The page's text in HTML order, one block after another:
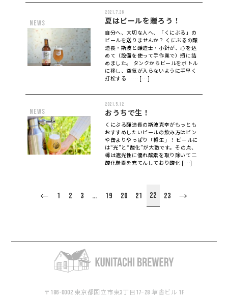
news
2021.7.26
夏はビールを贈ろう！
自分へ、大切な人へ、「くにぶる」の
ビールを送りませんか？ くにぶるの醸
造長・斯波と醸造士・小針が、心を込
めて（設備を使って手作業で）瓶に詰
めました。 タンクからビールをボトル
に移し、空気が入らないように手早く
打栓する…… […]
news
2021.5.12
おうちで生！
くにぶる醸造長の斯波克幸がもっとも
おすすめしたいビールの飲み方はビン
や缶よりやっぱり「樽生」！ ビールに
は“光”と“酸化”が大敵です。その点、
樽は遮光性に優れ酸素を取り除いて二
酸化炭素を充てんしており酸化 […]
← 1 2 3 … 19 20 21 22 23 →
〒186-0002 東京都国立市東3丁目17−28 草舎ビル 1F